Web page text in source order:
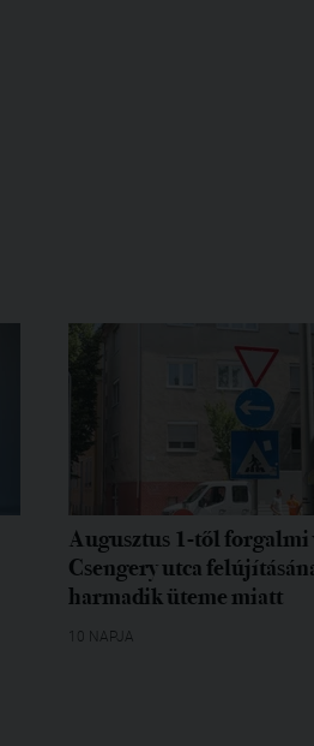
Augusztus 1-től forgalmi
Csengery utca
harmadik üteme miatt
10 NAPJA